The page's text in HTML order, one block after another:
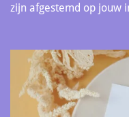
zijn afgestemd op jouw